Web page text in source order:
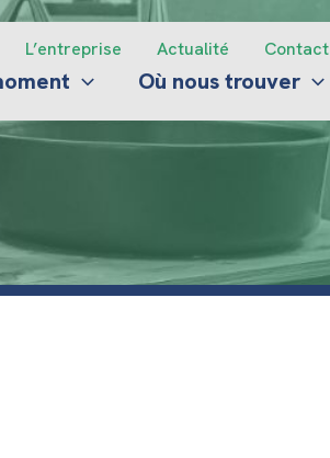
L’entreprise Actualité Contact
Où nous trouver